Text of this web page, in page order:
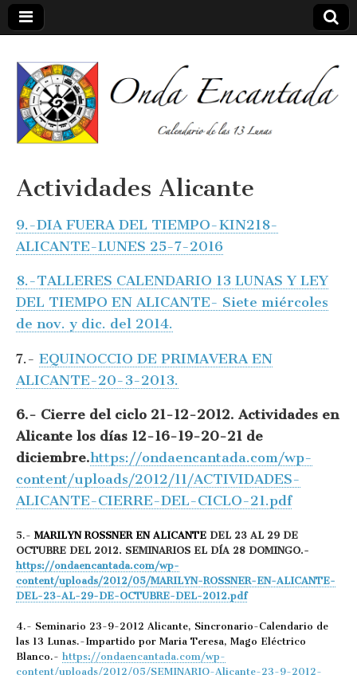
Onda
encantada
Actividades Alicante
9.-DIA FUERA DEL TIEMPO-KIN218-
ALICANTE-LUNES 25-7-2016
8.-TALLERES CALENDARIO 13 LUNAS Y LEY
DEL TIEMPO EN ALICANTE- Siete miércoles
de nov. y dic. del 2014.
7.- EQUINOCCIO DE PRIMAVERA EN
ALICANTE-20-3-2013.
6.- Cierre del ciclo 21-12-2012. Actividades en
Alicante los días 12-16-19-20-21 de
diciembre.https://ondaencantada.com/wp-
content/uploads/2012/11/ACTIVIDADES-
ALICANTE-CIERRE-DEL-CICLO-21.pdf
5.- MARILYN ROSSNER EN ALICANTE DEL 23 AL 29 DE
OCTUBRE DEL 2012. SEMINARIOS EL DÍA 28 DOMINGO.-
https://ondaencantada.com/wp-
content/uploads/2012/05/MARILYN-ROSSNER-EN-ALICANTE-
DEL-23-AL-29-DE-OCTUBRE-DEL-2012.pdf
4.- Seminario 23-9-2012 Alicante, Sincronario-Calendario de
las 13 Lunas.-Impartido por Maria Teresa, Mago Eléctrico
Blanco.- https://ondaencantada.com/wp-
content/uploads/2012/05/SEMINARIO-Alicante-23-9-2012-